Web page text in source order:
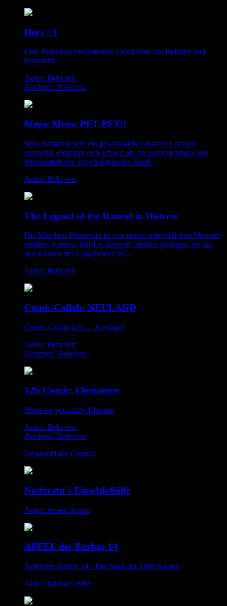
Herz <3
Eine Prozessor erwärmende Geschichte um Roboter und
Romantik.
Autor: Bobrovic
Zeichner: Bobrovic
Meow Meow PFT PFT!!
Was, zunächst, wie ein gewöhnlicher Katzen Cartoon
erscheint, entpuppt sich schnell als ein vielschichtiges und
hochkomplexes, psychologisches Duell.
Autor: Bobrovic
The Legend of the Damsel in Distress
Die Märchen-Prinzessin ist von einem schrecklichen Monster
entführt worden. Wird es unserem Helden gelingen, sie aus
den Klauen des Ungeheuers zu...
Autor: Bobrovic
Comic-Collab: NEULAND
Comic-Collab #23 – „Neuland“
Autor: Bobrovic
Zeichner: Bobrovic
12h Comic: Elemanten
Shine on you crazy Elemant
Autor: Bobrovic
Zeichner: Bobrovic
Vergleichbare Comics
Nosferatu´s Einschlafhilfe
Autor: Armer Armin
APFEL der Barbar 14
Apfel der Barbar 14 - Die Stadt der 1000 Säulen
Autor: Michael Wild